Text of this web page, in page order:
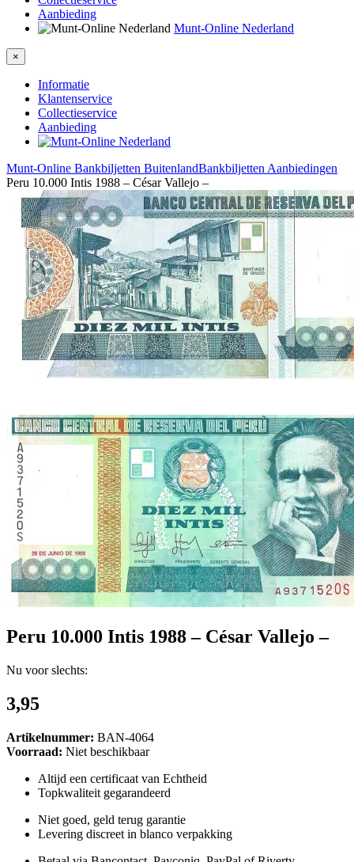
Aanbieding
Munt-Online Nederland
×
Informatie
Klantenservice
Collectieservice
Aanbieding
Munt-Online Bankbiljetten BuitenlandBankbiljetten Aanbiedingen
Peru 10.000 Intis 1988 – César Vallejo –
Peru 10.000 Intis 1988 – César Vallejo –
Nu voor slechts:
3,95
Artikelnummer: BAN-4064
Voorraad: Niet beschikbaar
Altijd een certificaat van Echtheid
Topkwaliteit gegarandeerd
Niet goed, geld terug garantie
Levering discreet in blanco verpakking